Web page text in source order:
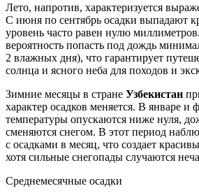
Лето, напротив, характеризуется
С июня по сентябрь осадки выпадают
уровень часто равен нулю
вероятность попасть под дождь
2 влажных дня), что гарантирует
солнца и ясного неба для походов и
Зимние месяцы в стране Узбекистан
характер осадков меняется. В январе и
температуры опускаются ниже нуля,
сменяются снегом. В этот период
с осадками в месяц, что создает
хотя сильные снегопады случаются
Среднемесячные осадки